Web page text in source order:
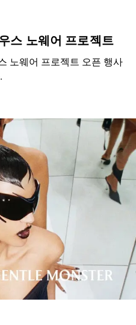
스 노웨어 프로젝트
노웨어 프로젝트 오픈 행사